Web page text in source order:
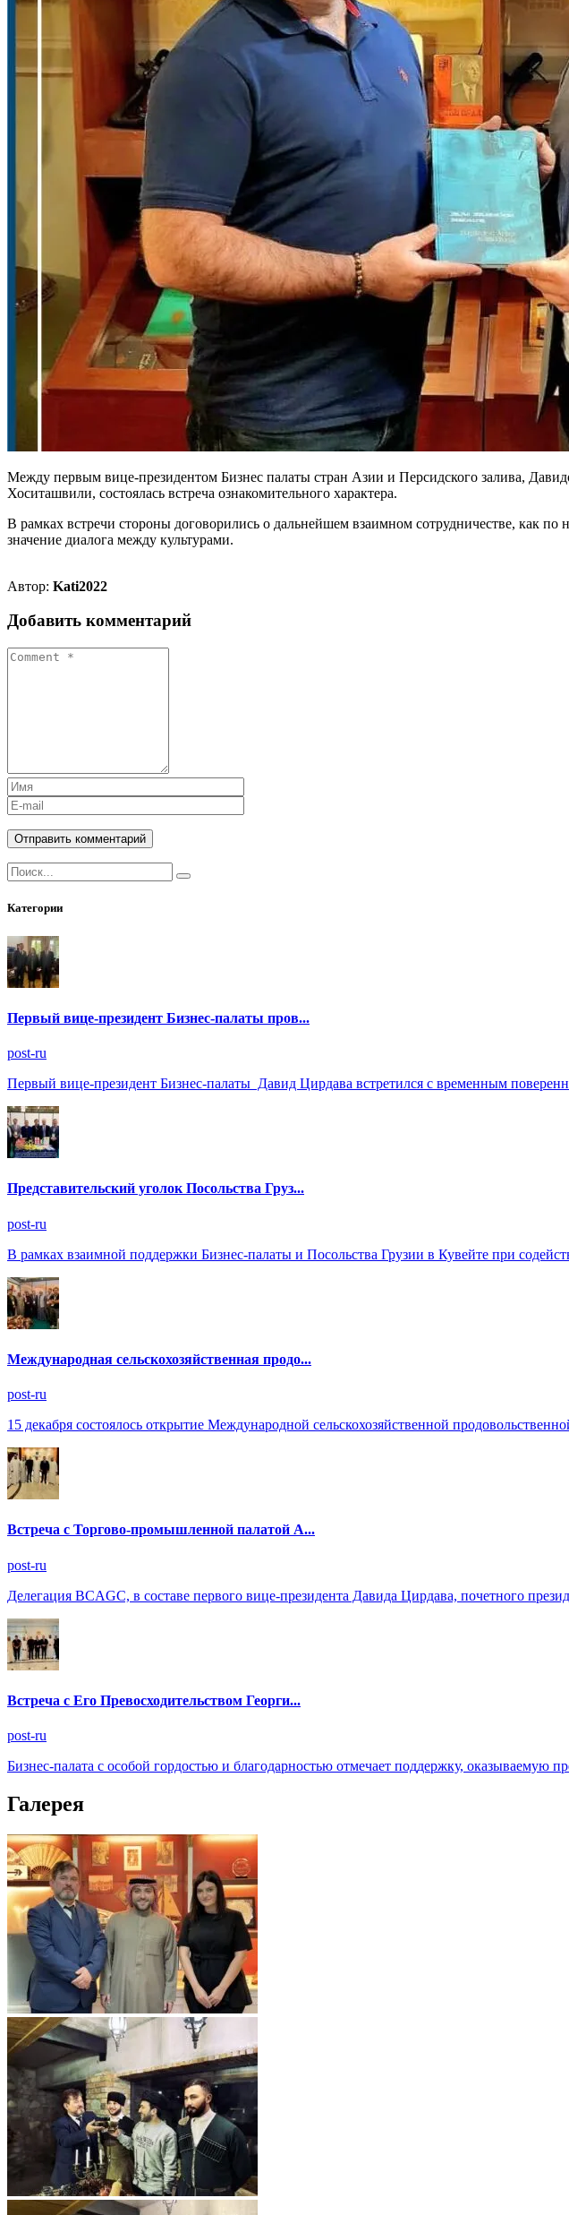
Между первым вице-президентом Бизнес палаты стран Азии и Персидского залива,
Хоситашвили, состоялась встреча ознакомительного характера.
В рамках встречи стороны договорились о дальнейшем взаимном сотрудничестве, как
значение диалога между культурами.
Автор: Kati2022
Добавить комментарий
Отправить комментарий
Категории
Первый вице-президент Бизнес-палаты пров...
post-ru
Первый вице-президент Бизнес-палаты Давид Цирдава встретился с временным
Представительский уголок Посольства Груз...
post-ru
В рамках взаимной поддержки Бизнес-палаты и Посольства Грузии в Кувейте при
Международная сельскохозяйственная продо...
post-ru
15 декабря состоялось открытие Международной сельскохозяйственной
Встреча с Торгово-промышленной палатой А...
post-ru
Делегация BCAGC, в составе первого вице-президента Давида Цирдава, почетного
Встреча с Его Превосходительством Георги...
post-ru
Бизнес-палата с особой гордостью и благодарностью отмечает поддержку, оказываемую
Галерея